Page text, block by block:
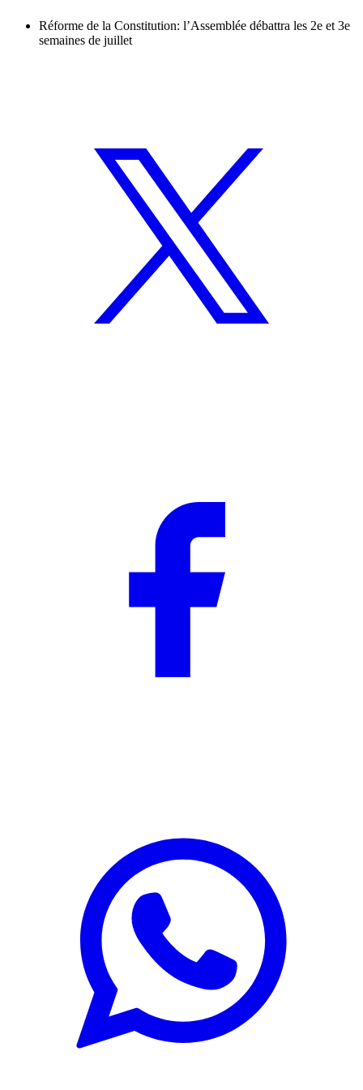
Réforme de la Constitution: l’Assemblée débattra les 2e et 3e
semaines de juillet